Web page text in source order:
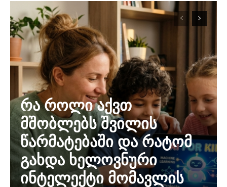
რა როლი აქვთ
მშობლებს შვილის
წარმატებაში და რატომ
გახდა ხელოვნური
ინტელექტი მომავლის